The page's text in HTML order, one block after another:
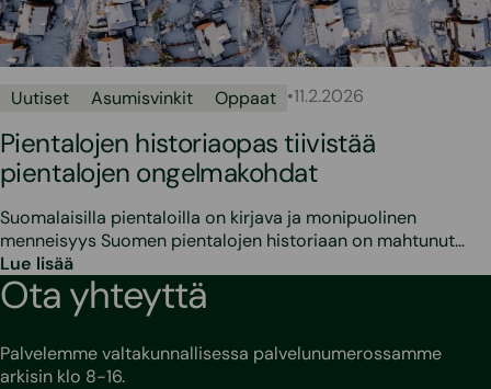
Uutiset Asumisvinkit Oppaat •11.2.2026
Pientalojen historiaopas tiivistää
pientalojen ongelmakohdat
Suomalaisilla pientaloilla on kirjava ja monipuolinen
menneisyys Suomen pientalojen historiaan on mahtunut…
Lue lisää
Ota yhteyttä
Palvelemme valtakunnallisessa palvelunumerossamme
arkisin klo 8-16.